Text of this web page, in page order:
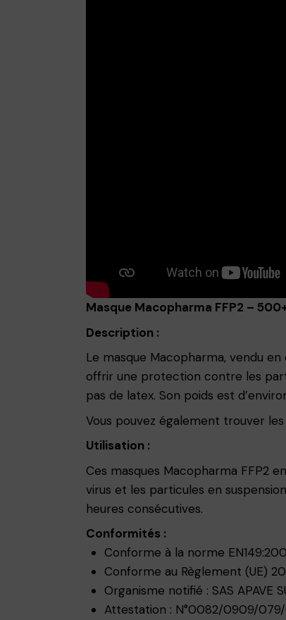
Masque Macopharma FFP2 –
Description :
Le masque Macopharma, vendu
offrir une protection contre les
pas de latex. Son poids est
Vous pouvez également trouver
Utilisation :
Ces masques Macopharma FFP2
virus et les particules en
heures consécutives.
Conformités :
Conforme à la norme
Conforme au Règlement (UE)
Organisme notifié : SAS APAVE
Attestation : N°0082/0909/